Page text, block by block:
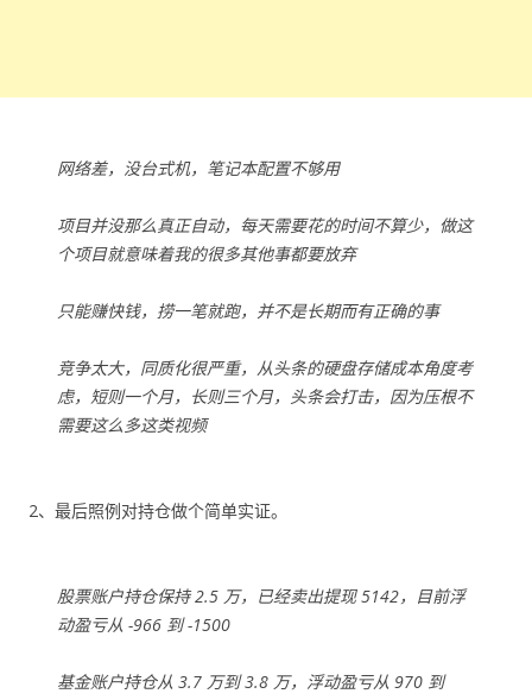
网络差，没台式机，笔记本配置不够用
项目并没那么真正自动，每天需要花的时间不算少，做这
个项目就意味着我的很多其他事都要放弃
只能赚快钱，捞一笔就跑，并不是长期而有正确的事
竞争太大，同质化很严重，从头条的硬盘存储成本角度考
虑，短则一个月，长则三个月，头条会打击，因为压根不
需要这么多这类视频
2、最后照例对持仓做个简单实证。
股票账户持仓保持 2.5 万，已经卖出提现 5142，目前浮
动盈亏从 -966 到 -1500
基金账户持仓从 3.7 万到 3.8 万，浮动盈亏从 970 到